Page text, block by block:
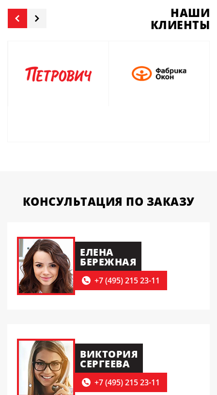
НАШИ
КЛИЕНТЫ
КОНСУЛЬТАЦИЯ ПО ЗАКАЗУ
ЕЛЕНА
БЕРЕЖНАЯ
+7 (495) 215 23-11
ВИКТОРИЯ
СЕРГЕЕВА
+7 (495) 215 23-11